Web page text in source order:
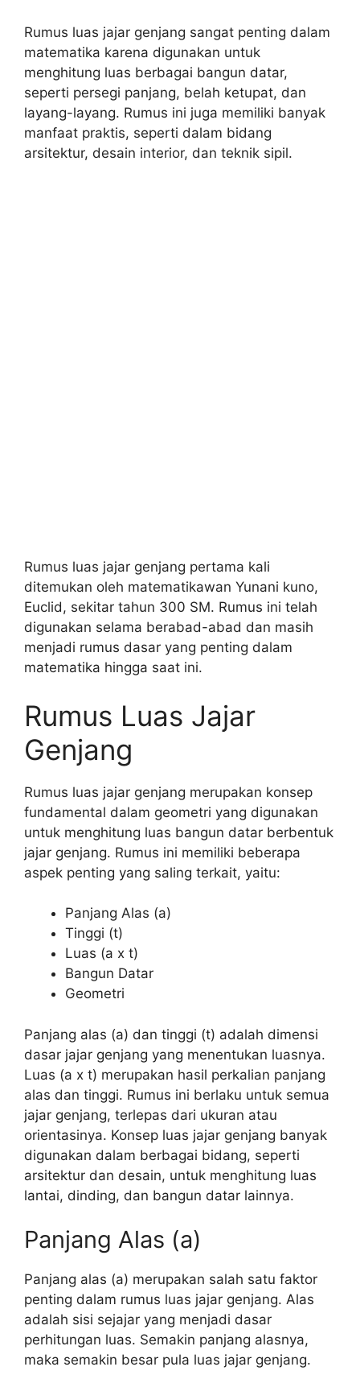
Rumus luas jajar genjang sangat penting dalam
matematika karena digunakan untuk
menghitung luas berbagai bangun datar,
seperti persegi panjang, belah ketupat, dan
layang-layang. Rumus ini juga memiliki banyak
manfaat praktis, seperti dalam bidang
arsitektur, desain interior, dan teknik sipil.
Rumus luas jajar genjang pertama kali
ditemukan oleh matematikawan Yunani kuno,
Euclid, sekitar tahun 300 SM. Rumus ini telah
digunakan selama berabad-abad dan masih
menjadi rumus dasar yang penting dalam
matematika hingga saat ini.
Rumus Luas Jajar
Genjang
Rumus luas jajar genjang merupakan konsep
fundamental dalam geometri yang digunakan
untuk menghitung luas bangun datar berbentuk
jajar genjang. Rumus ini memiliki beberapa
aspek penting yang saling terkait, yaitu:
Panjang Alas (a)
Tinggi (t)
Luas (a x t)
Bangun Datar
Geometri
Panjang alas (a) dan tinggi (t) adalah dimensi
dasar jajar genjang yang menentukan luasnya.
Luas (a x t) merupakan hasil perkalian panjang
alas dan tinggi. Rumus ini berlaku untuk semua
jajar genjang, terlepas dari ukuran atau
orientasinya. Konsep luas jajar genjang banyak
digunakan dalam berbagai bidang, seperti
arsitektur dan desain, untuk menghitung luas
lantai, dinding, dan bangun datar lainnya.
Panjang Alas (a)
Panjang alas (a) merupakan salah satu faktor
penting dalam rumus luas jajar genjang. Alas
adalah sisi sejajar yang menjadi dasar
perhitungan luas. Semakin panjang alasnya,
maka semakin besar pula luas jajar genjang.